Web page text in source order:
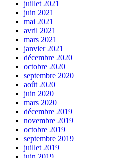
juillet 2021
juin 2021
mai 2021
avril 2021
mars 2021
janvier 2021
décembre 2020
octobre 2020
septembre 2020
août 2020
juin 2020
mars 2020
décembre 2019
novembre 2019
octobre 2019
septembre 2019
juillet 2019